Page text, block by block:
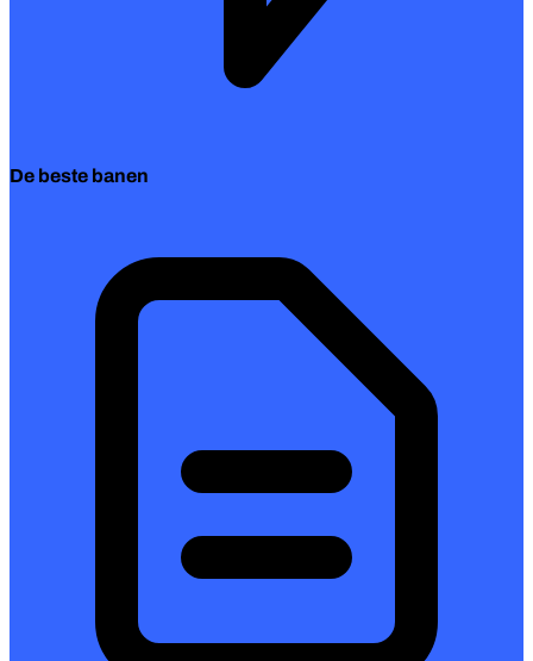
De beste banen